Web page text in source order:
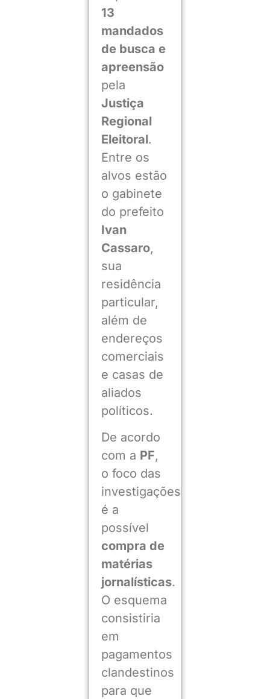
13
mandados
de busca e
apreensão
pela
Justiça
Regional
Eleitoral.
Entre os
alvos estão
o gabinete
do prefeito
Ivan
Cassaro,
sua
residência
particular,
além de
endereços
comerciais
e casas de
aliados
políticos.
De acordo
com a PF,
o foco das
investigações
é a
possível
compra de
matérias
jornalísticas.
O esquema
consistiria
em
pagamentos
clandestinos
para que